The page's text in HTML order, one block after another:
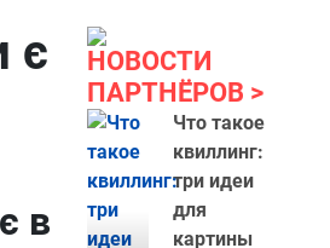
є
в
НОВОСТИ
ПАРТНЁРОВ
Что такое
квиллинг:
три идеи
для
картины